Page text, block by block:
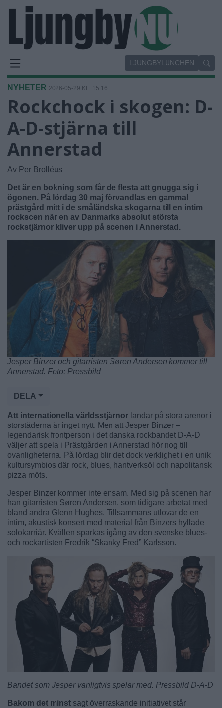
LJUNGBYLUNCHEN
NYHETER 2026-05-29 KL. 15:16
Rockchock i skogen: D-
A-D-stjärna till
Annerstad
Av Per Brolléus
Det är en bokning som får de flesta att gnugga sig i
ögonen. På lördag 30 maj förvandlas en gammal
prästgård mitt i de småländska skogarna till en intim
rockscen när en av Danmarks absolut största
rockstjärnor kliver upp på scenen i Annerstad.
Jesper Binzer och gitarristen Søren Andersen kommer till
Annerstad. Foto: Pressbild
DELA
Att internationella världsstjärnor landar på stora arenor i
storstäderna är inget nytt. Men att Jesper Binzer –
legendarisk frontperson i det danska rockbandet D-A-D
väljer att spela i Prästgården i Annerstad hör nog till
ovanligheterna. På lördag blir det dock verklighet i en unik
kultursymbios där rock, blues, hantverksöl och napolitansk
pizza möts.
Jesper Binzer kommer inte ensam. Med sig på scenen har
han gitarristen Søren Andersen, som tidigare arbetat med
bland andra Glenn Hughes. Tillsammans utlovar de en
intim, akustisk konsert med material från Binzers hyllade
solokarriär. Kvällen sparkas igång av den svenske blues-
och rockartisten Fredrik “Skanky Fred” Karlsson.
Bandet som Jesper vanligtvis spelar med. Pressbild D-A-D
Bakom det minst sagt överraskande initiativet står